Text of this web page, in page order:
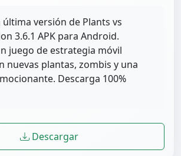
última versión de Plants vs
3.6.1 APK para Android.
juego de estrategia móvil
nuevas plantas, zombis y una
Descarga 100%
Descargar